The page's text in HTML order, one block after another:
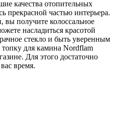
качества отопительных
прекрасной частью интерьера.
получите колоссальное
насладиться красотой
стекло и быть уверенным
топку для камина Nordflam
Для этого достаточно
время.